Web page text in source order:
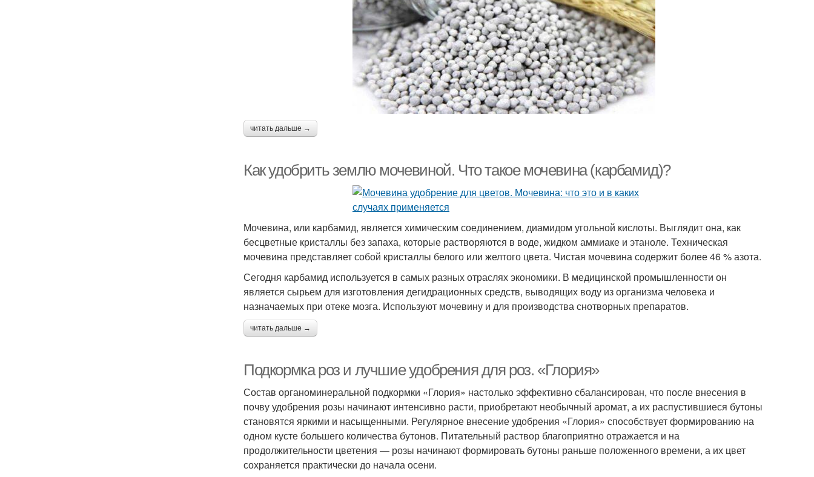
читать дальше →
Как удобрить землю мочевиной. Что такое мочевина (карбамид)?
Мочевина, или карбамид, является химическим соединением, диамидом угольной кислоты. Выглядит она, как
бесцветные кристаллы без запаха, которые растворяются в воде, жидком аммиаке и этаноле. Техническая
мочевина представляет собой кристаллы белого или желтого цвета. Чистая мочевина содержит более 46 % азота.
Сегодня карбамид используется в самых разных отраслях экономики. В медицинской промышленности он
является сырьем для изготовления дегидрационных средств, выводящих воду из организма человека и
назначаемых при отеке мозга. Используют мочевину и для производства снотворных препаратов.
читать дальше →
Подкормка роз и лучшие удобрения для роз. «Глория»
Состав органоминеральной подкормки «Глория» настолько эффективно сбалансирован, что после внесения в
почву удобрения розы начинают интенсивно расти, приобретают необычный аромат, а их распустившиеся бутоны
становятся яркими и насыщенными. Регулярное внесение удобрения «Глория» способствует формированию на
одном кусте большего количества бутонов. Питательный раствор благоприятно отражается и на
продолжительности цветения — розы начинают формировать бутоны раньше положенного времени, а их цвет
сохраняется практически до начала осени.